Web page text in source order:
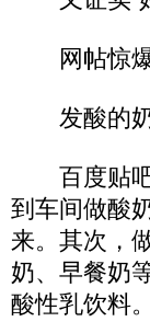
网帖惊爆
发酸的奶
百度贴吧
到车间做酸
来。其次，
奶、早餐奶
酸性乳饮料。